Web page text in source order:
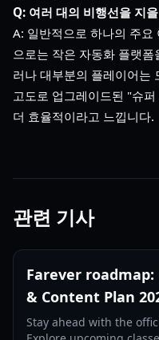
Q: 여러 대의 비행선을 지
A: 일반적으로 하나의 주요
으로는 작은 자동화 플랫
러나 대부분의 플레이어는
고도로 업그레이드된 "슈
더 효율적이라고 느낍니다.
관련 기사
Farever
& Content Plan
Stay ahead with the